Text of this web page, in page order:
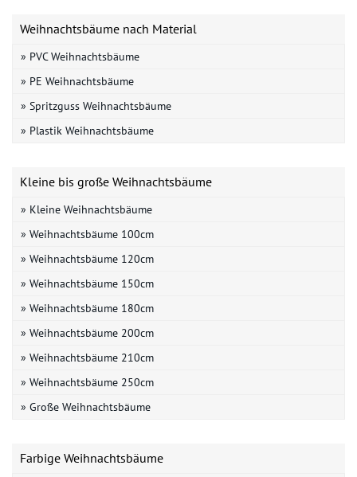
Weihnachtsbäume nach Material
» PVC Weihnachtsbäume
» PE Weihnachtsbäume
» Spritzguss Weihnachtsbäume
» Plastik Weihnachtsbäume
Kleine bis große Weihnachtsbäume
» Kleine Weihnachtsbäume
» Weihnachtsbäume 100cm
» Weihnachtsbäume 120cm
» Weihnachtsbäume 150cm
» Weihnachtsbäume 180cm
» Weihnachtsbäume 200cm
» Weihnachtsbäume 210cm
» Weihnachtsbäume 250cm
» Große Weihnachtsbäume
Farbige Weihnachtsbäume